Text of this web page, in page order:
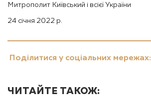
Митрополит Київський і всієї України
24 січня 2022 р.
Поділитися у соціальних мережах:
ЧИТАЙТЕ ТАКОЖ: